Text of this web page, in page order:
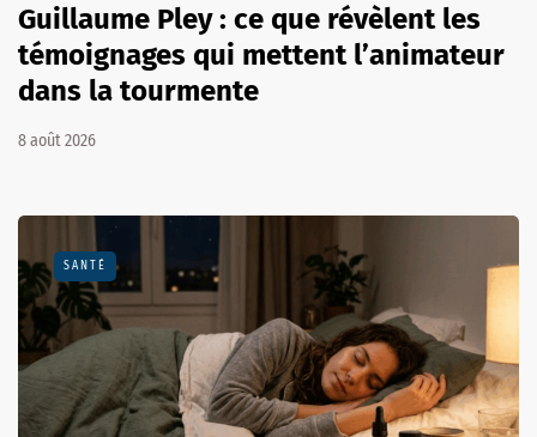
Guillaume Pley : ce que révèlent les
témoignages qui mettent l’animateur
dans la tourmente
8 août 2026
SANTÉ